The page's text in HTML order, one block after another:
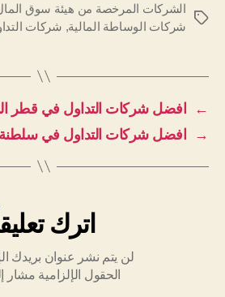
الوسوم
الشركات المرخصة من هيئة سوق
شركات الوساطة المالية, شركات
←
افضل شركات التداول في قطر
→
افضل شركات التداول في سلطنة
اترك
لن يتم نشر عنوان بريدك
الحقول الإلزامية مشار